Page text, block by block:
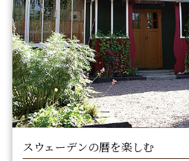
スウェーデンの暦を楽しむ